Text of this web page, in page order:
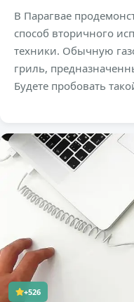
В Парагвае
способ вторичного
техники. Обычную
гриль,
Будете пробовать
+526